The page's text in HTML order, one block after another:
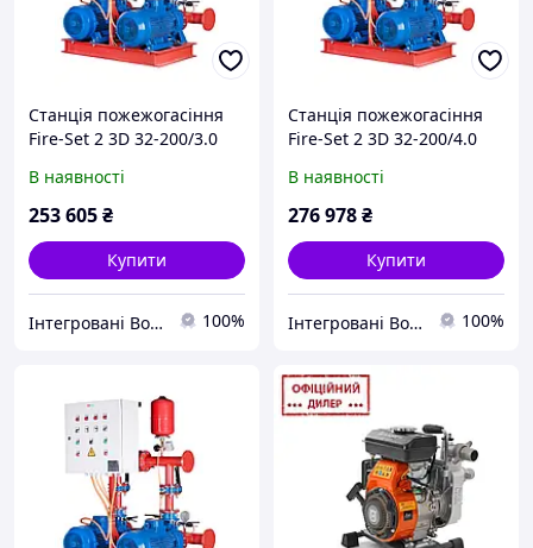
Станція пожежогасіння
Fire-Set 2 3D 32-200/3.0
(1роб+1рез)
Сертифікована ДСНС
В наявності
253 605₴
Купити
Інтегровані Водні Технології ТОВ 100%
Станція пожежогасіння
Fire-Set 2 3D 32-200/4.0
(1роб+1рез)
Сертифікована ДСНС
В наявності
276 978₴
Купити
Інтегровані Водні Технології ТОВ 100%